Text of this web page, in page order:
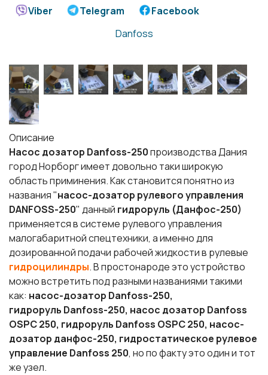
Viber
Telegram
Facebook
Danfoss
Описание
Насос дозатор Danfoss-250производства Дания
город Норборг имеет довольно таки широкую
область приминения. Как становится понятно из
названия "насос-дозатор рулевого управления
DANFOSS-250" данный гидроруль (Данфос-250)
применяется в системе рулевого управления
малогабаритной спецтехники, а именно для
дозированной подачи рабочей жидкости в рулевые
гидроцилиндры. В простонароде это устройство
можно встретить под разными названиями такими
как: насос-дозатор Danfoss-250,
гидроруль Danfoss-250, насос дозатор Danfoss
OSPC 250, гидроруль Danfoss OSPC 250, насос-
дозатор данфос-250, гидростатическое рулевое
управление Danfoss 250, но по факту это один и тот
же узел.